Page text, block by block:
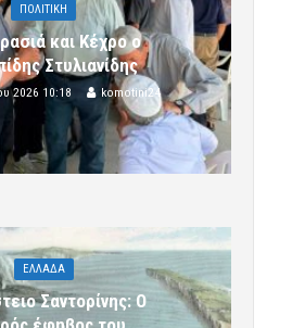
ΠΟΛΙΤΙΚΗ
και Κέχρο ο
Στυλιανίδης
2026 10:18 komotini24
ΕΛΛΑΔΑ
Σαντορίνης: Ο